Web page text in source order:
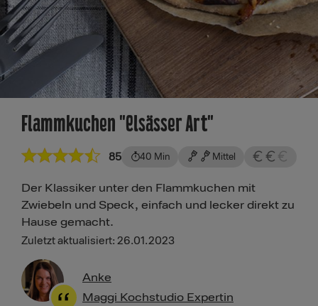
Flammkuchen "Elsässer Art"
85 40 Min Mittel
Der Klassiker unter den Flammkuchen mit
Zwiebeln und Speck, einfach und lecker direkt zu
Hause gemacht.
Zuletzt aktualisiert: 26.01.2023
Anke
Maggi Kochstudio Expertin